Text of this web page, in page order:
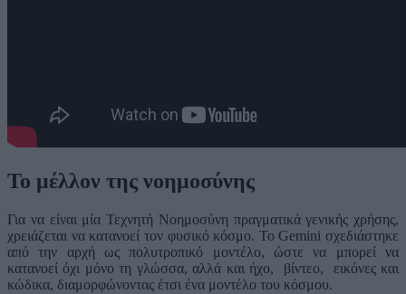
Το μέλλον της νοημοσύνης
Για να είναι μία Τεχνητή Νοημοσύνη πραγματικά γενικής χρήσης,
χρειάζεται να κατανοεί τον φυσικό κόσμο. Το Gemini σχεδιάστηκε
από την αρχή ως πολυτροπικό μοντέλο, ώστε να μπορεί να
κατανοεί όχι μόνο τη γλώσσα, αλλά και ήχο, βίντεο, εικόνες και
κώδικα, διαμορφώνοντας έτσι ένα μοντέλο του κόσμου.